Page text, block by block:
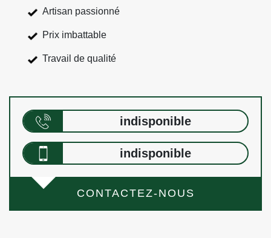
Artisan passionné
Prix imbattable
Travail de qualité
indisponible
indisponible
CONTACTEZ-NOUS